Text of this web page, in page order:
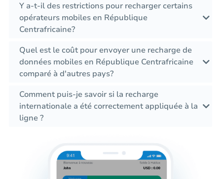
Y a-t-il des restrictions pour recharger certains
opérateurs mobiles en République
Centrafricaine?
Quel est le coût pour envoyer une recharge de
données mobiles en République Centrafricaine
comparé à d'autres pays?
Comment puis-je savoir si la recharge
internationale a été correctement appliquée à la
ligne ?